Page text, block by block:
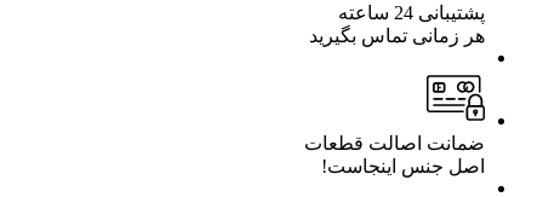
پشتیبانی 24 ساعته
هر زمانی تماس بگیرید
ضمانت اصالت قطعات
اصل جنس اینجاست!